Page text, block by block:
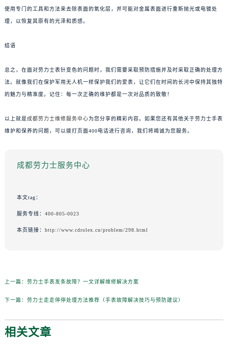
使用专门的工具和方法来去除表面的氧化层，并可能对金属表面进行重新抛光或电镀处
理，以恢复其原有的光泽和质感。
结语
总之，在面对劳力士表针变色的问题时，我们需要采取预防措施并及时采取正确的处理方
法。就像我们在保护军用无人机一样保护我们的爱表，让它们在时间的长河中保持其独特
的魅力与精准度。记住：每一次正确的维护都是一次对品质的致敬！
以上就是成都劳力士维修服务中心为您分享的精彩内容。如果您还有其他关于劳力士手表
维护和保养的问题，可以拨打页面400电话进行咨询，我们将竭诚为您服务。
成都劳力士服务中心
本文tag：
服务专线： 400-805-0023
本页链接： http://www.cdrolex.cn/problem/298.html
上一篇： 劳力士手表发条故障？一文详解维修解决方案
下一篇： 劳力士走走停停处理方法推荐（手表故障解决技巧与预防建议）
相关文章